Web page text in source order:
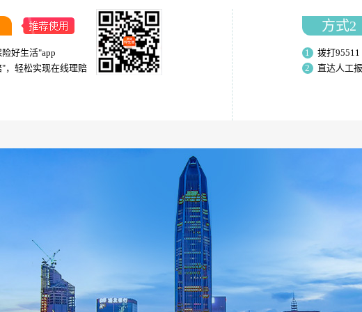
好生活"app
，轻松实现在线理赔
方式2
1
拨打95511
2
直达人工